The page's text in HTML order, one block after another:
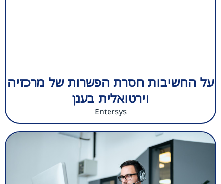
על החשיבות חסרת הפשרות של מרכזיה
וירטואלית בענן
Entersys